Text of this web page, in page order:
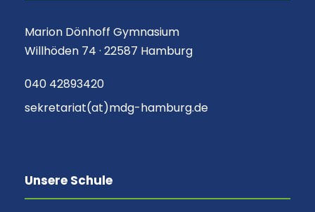
Marion Dönhoff Gymnasium
Willhöden 74 · 22587 Hamburg
040 42893420
sekretariat(at)mdg-hamburg.de
Unsere Schule